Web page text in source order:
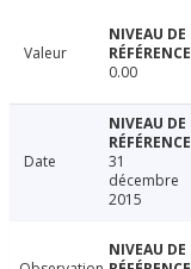
Valeur
0.00
Date
31
décembre
2015